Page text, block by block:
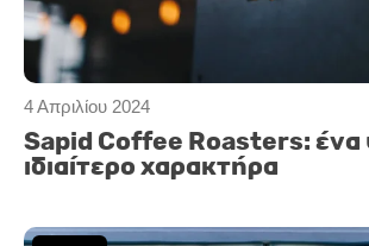
4 Απριλίου 2024
Sapid Coffee Roasters: ένα
ιδιαίτερο χαρακτήρα